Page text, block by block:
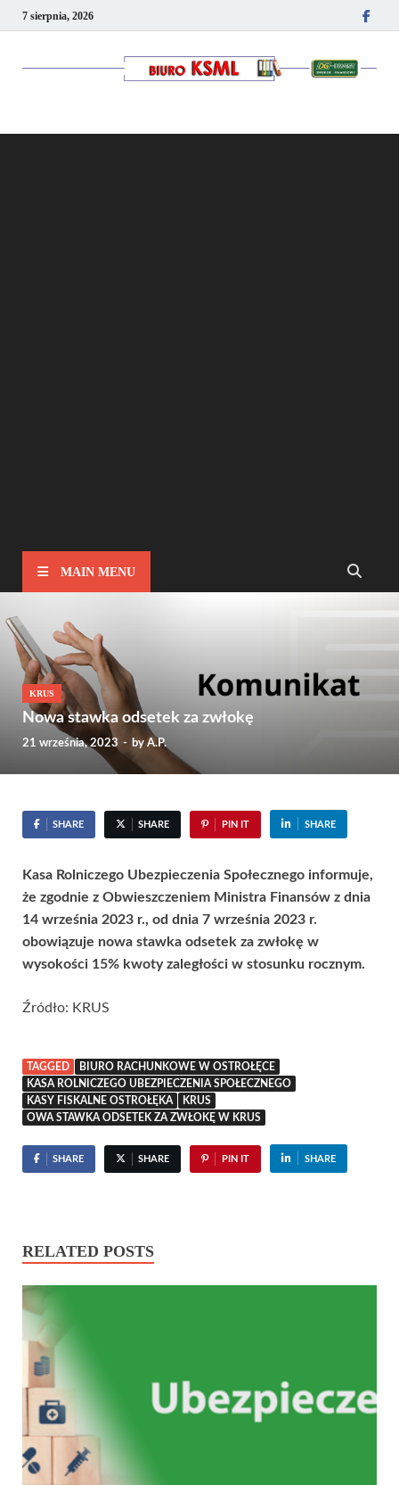
7 sierpnia, 2026
MAIN MENU
KRUS
Nowa stawka odsetek za zwłokę
21 września, 2023 - by A.P.
SHARE SHARE PIN IT SHARE
Kasa Rolniczego Ubezpieczenia Społecznego informuje,
że zgodnie z Obwieszczeniem Ministra Finansów z dnia
14 września 2023 r., od dnia 7 września 2023 r.
obowiązuje nowa stawka odsetek za zwłokę w
wysokości 15% kwoty zaległości w stosunku rocznym.
Źródło: KRUS
TAGGED
BIURO RACHUNKOWE W OSTROŁĘCE
KASA ROLNICZEGO UBEZPIECZENIA SPOŁECZNEGO
KASY FISKALNE OSTROŁĘKA
KRUS
OWA STAWKA ODSETEK ZA ZWŁOKĘ W KRUS
SHARE SHARE PIN IT SHARE
RELATED POSTS